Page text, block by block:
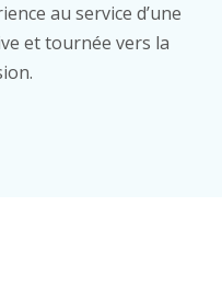
au service d’une
et tournée vers la